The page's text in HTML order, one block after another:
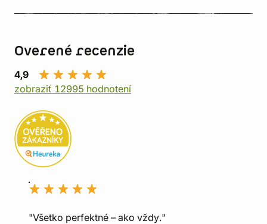
Overené recenzie
4,9
zobraziť 12995 hodnotení
"Všetko perfektné – ako vždy."